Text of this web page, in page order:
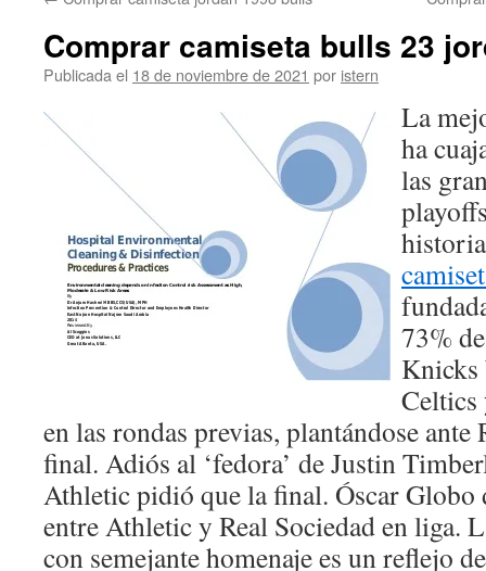
Comprar camiseta bulls 23
Publicada el 18 de noviembre de 2021 por istern
La
ha
las
73%
Knicks
Celtics
en las rondas previas, plantándose ante
final. Adiós al ‘fedora’ de Justin
Athletic pidió que la final. Óscar Globo
entre Athletic y Real Sociedad en liga.
con semejante homenaje es un reflejo